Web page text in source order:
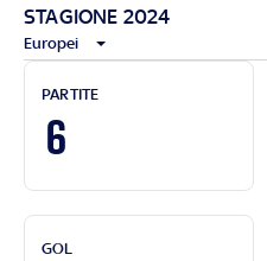
STAGIONE 2024
Europei
PARTITE
6
GOL